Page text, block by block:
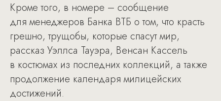
Кроме того, в номере – сообщение
для менеджеров Банка ВТБ о том, что красть
грешно, трущобы, которые спасут мир,
рассказ Уэллса Тауэра, Венсан Кассель
в костюмах из последних коллекций, а также
продолжение календаря милицейских
достижений.